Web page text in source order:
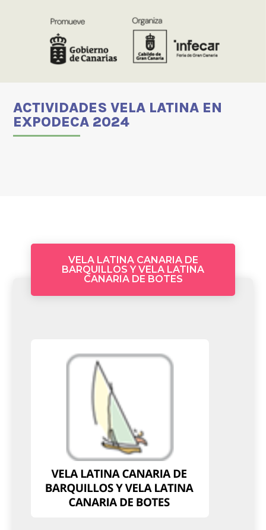
ACTIVIDADES VELA LATINA EN
EXPODECA 2024
VELA LATINA CANARIA DE
BARQUILLOS Y VELA LATINA
CANARIA DE BOTES